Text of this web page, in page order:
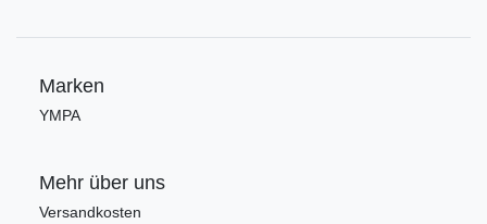
Marken
YMPA
Mehr über uns
Versandkosten